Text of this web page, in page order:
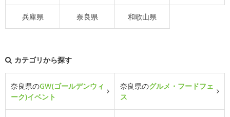
兵庫県 奈良県 和歌山県
カテゴリから探す
奈良県のGW(ゴールデンウィ
ーク)イベント
奈良県のグルメ・フードフェ
ス